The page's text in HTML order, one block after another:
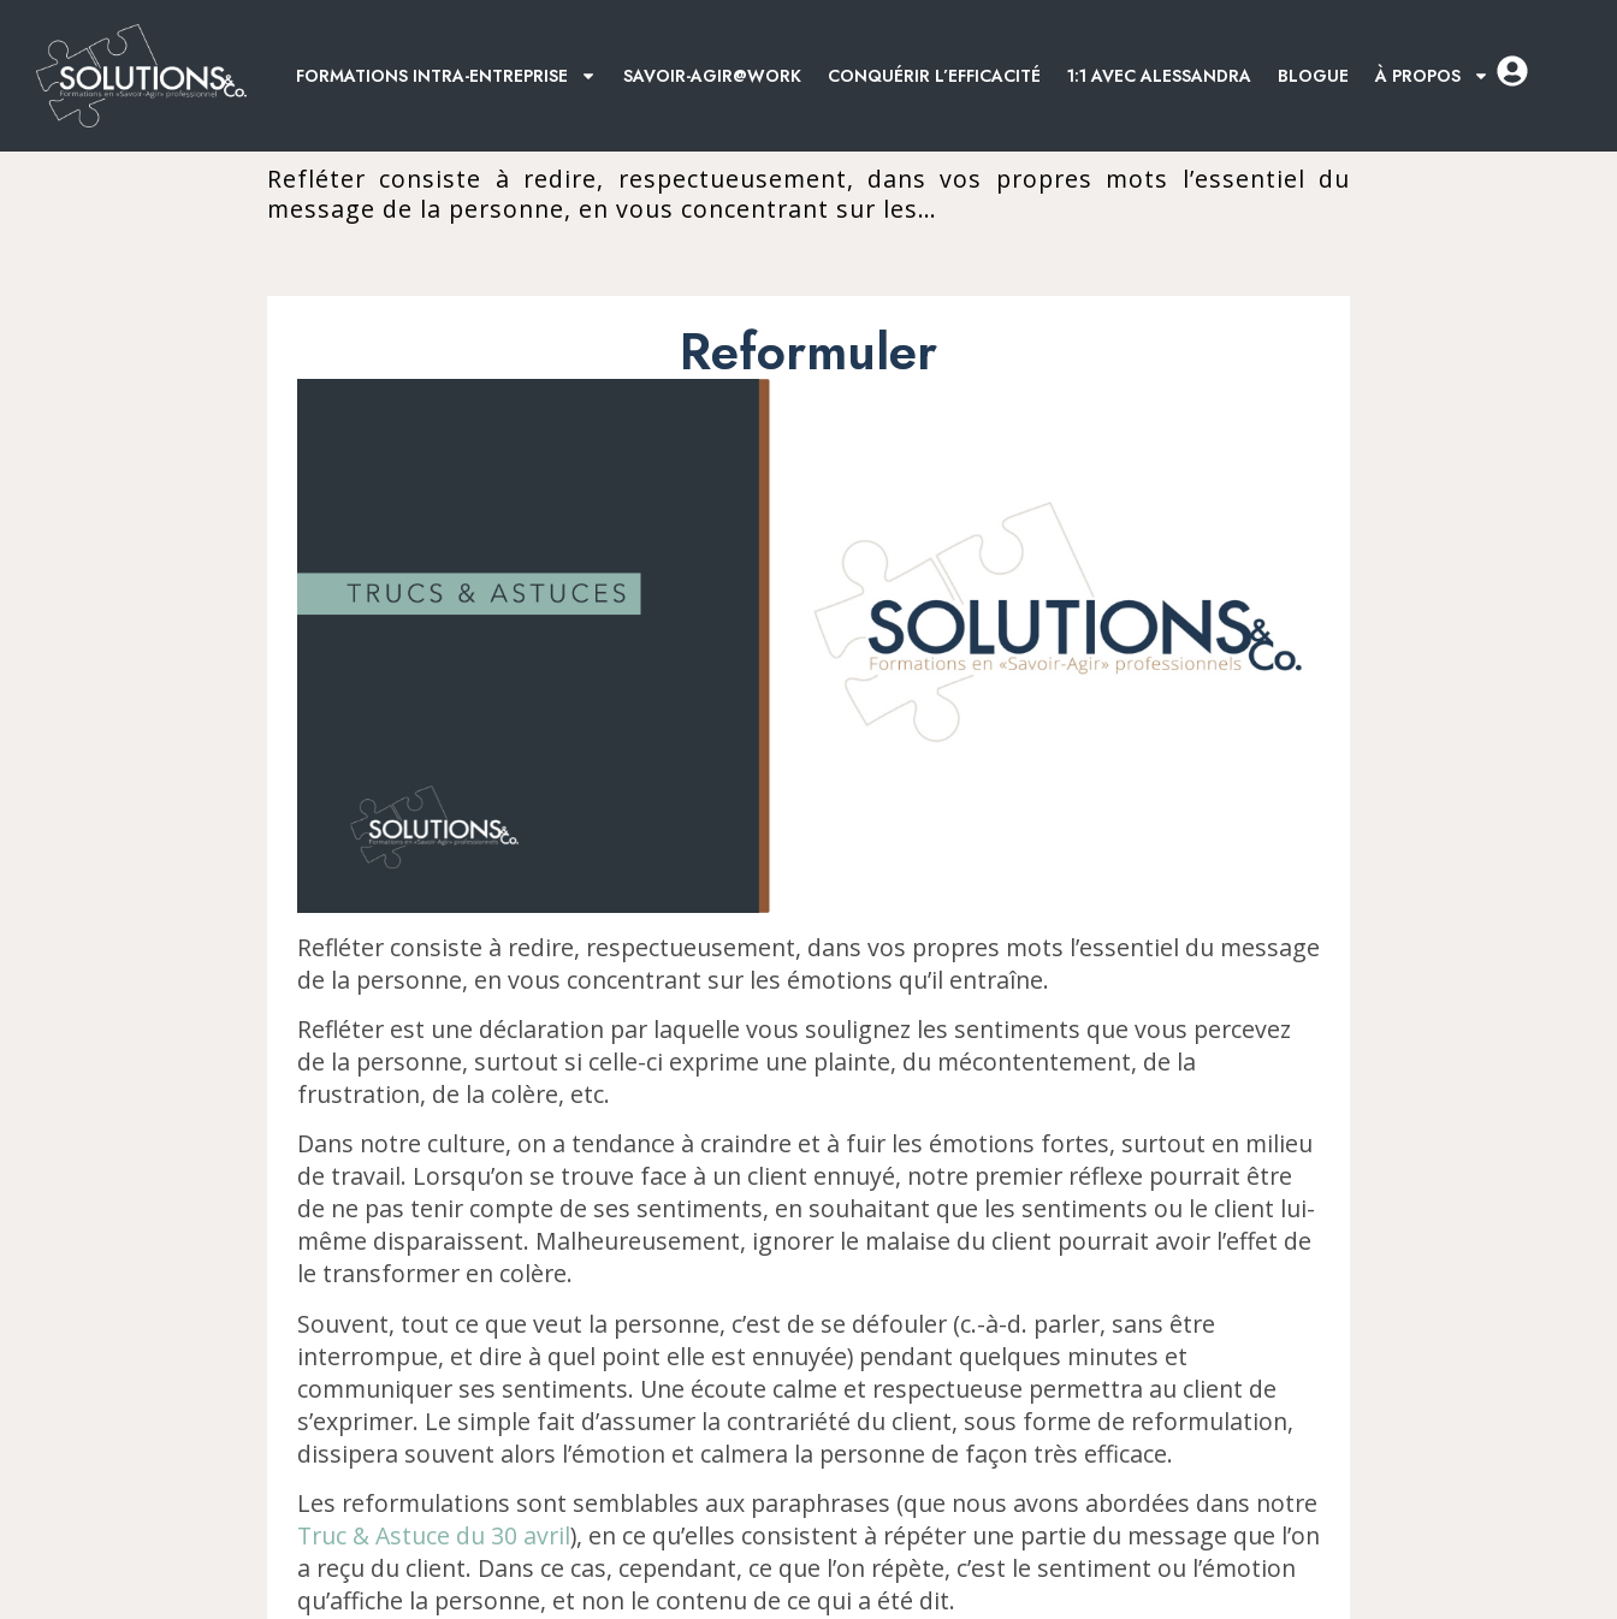
FORMATIONS INTRA-ENTREPRISE SAVOIR-AGIR@WORK CONQUÉRIR L’EFFICACITÉ 1:1 AVEC ALESSANDRA BLOGUE À PROPOS
Refléter consiste à redire, respectueusement, dans vos propres mots l’essentiel du
message de la personne, en vous concentrant sur les…
Reformuler
Refléter consiste à redire, respectueusement, dans vos propres mots l’essentiel du message
de la personne, en vous concentrant sur les émotions qu’il entraîne.
Refléter est une déclaration par laquelle vous soulignez les sentiments que vous percevez
de la personne, surtout si celle-ci exprime une plainte, du mécontentement, de la
frustration, de la colère, etc.
Dans notre culture, on a tendance à craindre et à fuir les émotions fortes, surtout en milieu
de travail. Lorsqu’on se trouve face à un client ennuyé, notre premier réflexe pourrait être
de ne pas tenir compte de ses sentiments, en souhaitant que les sentiments ou le client lui-
même disparaissent. Malheureusement, ignorer le malaise du client pourrait avoir l’effet de
le transformer en colère.
Souvent, tout ce que veut la personne, c’est de se défouler (c.-à-d. parler, sans être
interrompue, et dire à quel point elle est ennuyée) pendant quelques minutes et
communiquer ses sentiments. Une écoute calme et respectueuse permettra au client de
s’exprimer. Le simple fait d’assumer la contrariété du client, sous forme de reformulation,
dissipera souvent alors l’émotion et calmera la personne de façon très efficace.
Les reformulations sont semblables aux paraphrases (que nous avons abordées dans notre
Truc & Astuce du 30 avril), en ce qu’elles consistent à répéter une partie du message que l’on
a reçu du client. Dans ce cas, cependant, ce que l’on répète, c’est le sentiment ou l’émotion
qu’affiche la personne, et non le contenu de ce qui a été dit.